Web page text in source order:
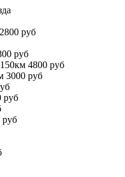
2800 руб
руб
4800 руб
3000 руб
руб
руб